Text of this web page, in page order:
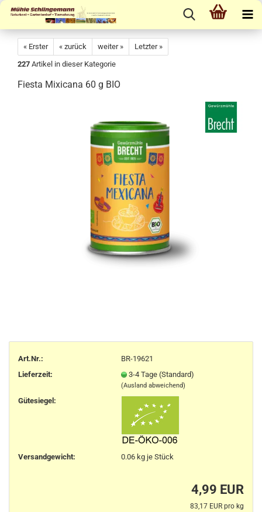
« Erster « zurück weiter »
Letzter »
227 Artikel in dieser Kategorie
Fiesta Mixicana 60 g BIO
Art.Nr.:
BR-19621
Lieferzeit:
3-4 Tage (Standard)
(Ausland abweichend)
Gütesiegel:
Versandgewicht: 0.06kg je Stück
4,99 EUR
83,17 EUR pro kg